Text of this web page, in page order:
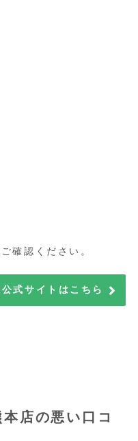
確認ください。
式サイトはこちら
店の悪い口コ